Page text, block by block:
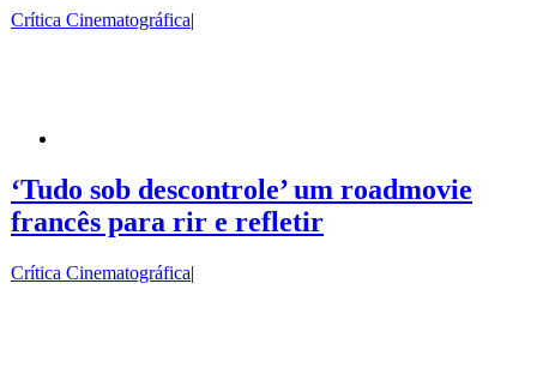
Crítica Cinematográfica|
‘Tudo sob descontrole’ um roadmovie
francês para rir e refletir
Crítica Cinematográfica|